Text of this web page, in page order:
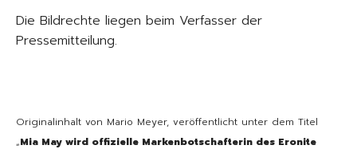
Die Bildrechte liegen beim Verfasser der
Pressemitteilung.
Originalinhalt von Mario Meyer, veröffentlicht unter dem Titel
„Mia May wird offizielle Markenbotschafterin des Eronite